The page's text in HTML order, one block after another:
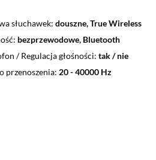
słuchawek douszne, True Wireless
bezprzewodowe, Bluetooth
/ Regulacja głośności tak / nie
przenoszenia 20 - 40000 Hz